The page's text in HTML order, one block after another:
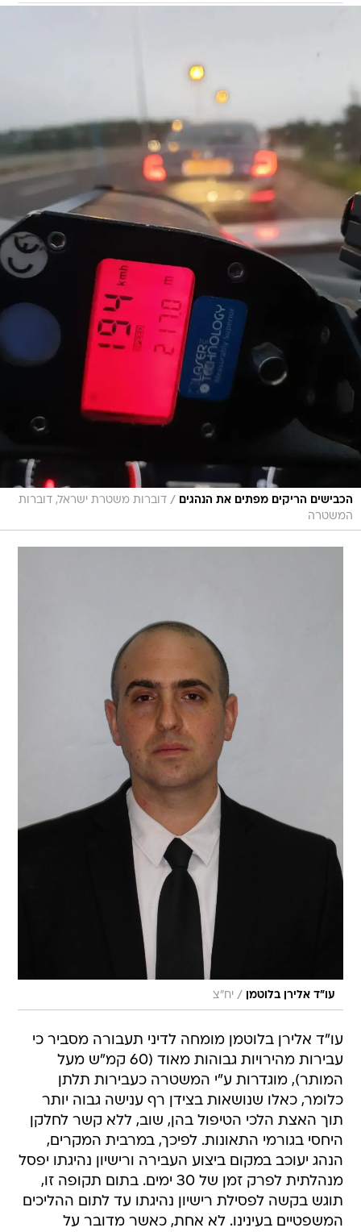
הכבישים הריקים מפתים את הנהגים / דוברות משטרת ישראל, דוברות
המשטרה
עו"ד אלירן בלוטמן / יח"צ
עו"ד אלירן בלוטמן מומחה לדיני תעבורה מסביר כי
עבירות מהירויות גבוהות מאוד (60 קמ"ש מעל
המותר), מוגדרות ע"י המשטרה כעבירות תלתן
כלומר, כאלו שנושאות בצידן רף ענישה גבוה יותר
תוך האצת הלכי הטיפול בהן, שוב, ללא קשר לחלקן
היחסי בגורמי התאונות. לפיכך, במרבית המקרים,
הנהג יעוכב במקום ביצוע העבירה ורישיון נהיגתו יפסל
מנהלתית לפרק זמן של 30 ימים. בתום תקופה זו,
תוגש בקשה לפסילת רישיון נהיגתו עד לתום ההליכים
המשפטיים בעינינו. לא אחת, כאשר מדובר על